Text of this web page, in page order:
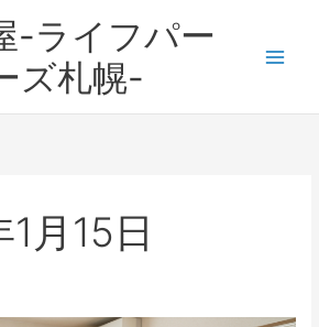
-ライフパー
ズ札幌-
月15日